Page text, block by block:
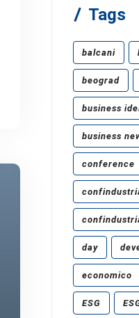
Tags
balcani
beograd
business
business
conference
day
economico
ESG